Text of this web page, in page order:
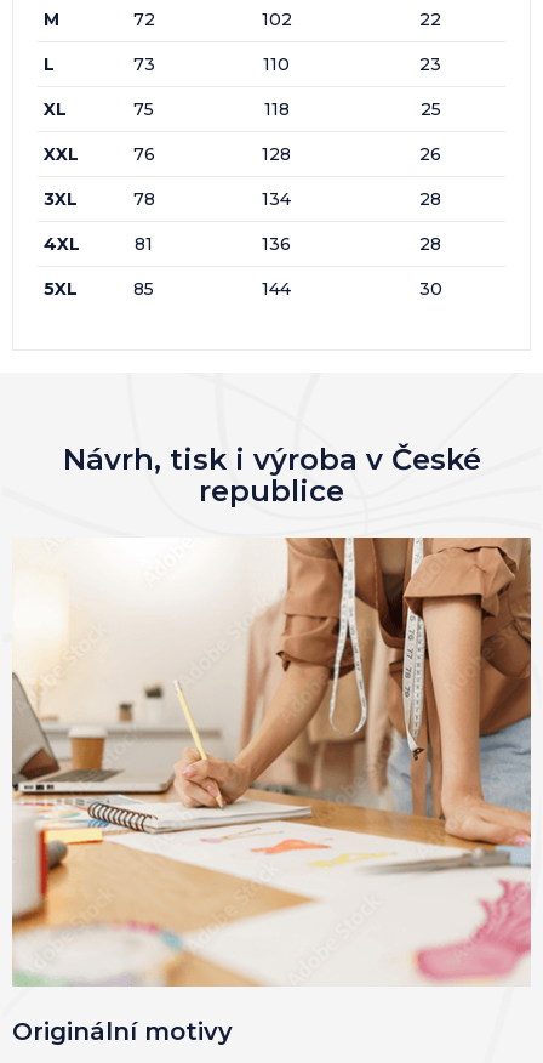
M 72 102 22
L 73 110 23
XL 75 118 25
XXL 76 128 26
3XL 78 134 28
4XL 81 136 28
5XL 85 144 30
Návrh, tisk i výroba v České
republice
Originální motivy